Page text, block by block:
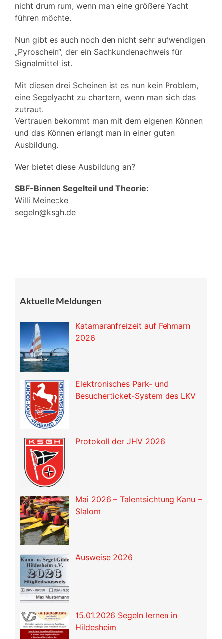
nicht drum rum, wenn man eine größere Yacht
führen möchte.
Nun gibt es auch noch den nicht sehr aufwendigen
„Pyroschein“, der ein Sachkundenachweis für
Signalmittel ist.
Mit diesen drei Scheinen ist es nun kein Problem,
eine Segelyacht zu chartern, wenn man sich das
zutraut.
Vertrauen bekommt man mit dem eigenen Können
und das Können erlangt man in einer guten
Ausbildung.
Wer bietet diese Ausbildung an?
SBF-Binnen Segelteil und Theorie:
Willi Meinecke
segeln@ksgh.de
Aktuelle Meldungen
Katamaranfreizeit auf Fehmarn
2026
Elektronisches Park- und
Besucherticket-System des LKV
Protokoll der JHV 2026
Mai 2026 – Talentsichtung Kanu –
Slalom
Ausweise 2026
15.01.2026 Segeln lernen in
Hildesheim